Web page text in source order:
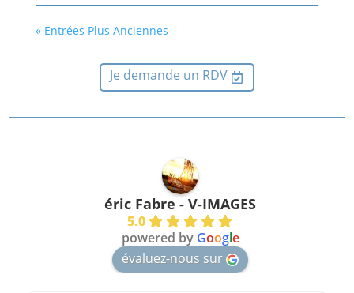
« Entrées Plus Anciennes
Je demande un RDV
éric Fabre - V-IMAGES
5.0
powered by Google
évaluez-nous sur